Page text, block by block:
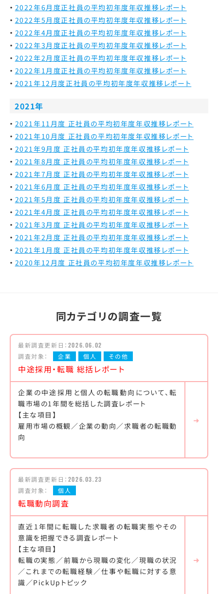
2022年6月度正社員の平均初年度年収推移レポート
2022年5月度正社員の平均初年度年収推移レポート
2022年4月度正社員の平均初年度年収推移レポート
2022年3月度正社員の平均初年度年収推移レポート
2022年2月度正社員の平均初年度年収推移レポート
2022年1月度正社員の平均初年度年収推移レポート
2021年12月度正社員の平均初年度年収推移レポート
2021年
2021年11月度 正社員の平均初年度年収推移レポート
2021年10月度 正社員の平均初年度年収推移レポート
2021年9月度 正社員の平均初年度年収推移レポート
2021年8月度 正社員の平均初年度年収推移レポート
2021年7月度 正社員の平均初年度年収推移レポート
2021年6月度 正社員の平均初年度年収推移レポート
2021年5月度 正社員の平均初年度年収推移レポート
2021年4月度 正社員の平均初年度年収推移レポート
2021年3月度 正社員の平均初年度年収推移レポート
2021年2月度 正社員の平均初年度年収推移レポート
2021年1月度 正社員の平均初年度年収推移レポート
2020年12月度 正社員の平均初年度年収推移レポート
同カテゴリの調査一覧
最新調査更新日： 2026.06.02
調査対象：
企業 個人 その他
中途採用・転職 総括レポート
企業の中途採用と個人の転職動向について、転
職市場の1年間を総括した調査レポート
【主な項目】
雇用市場の概観／企業の動向／求職者の転職動
向
最新調査更新日： 2026.03.23
調査対象：
個人
転職動向調査
直近1年間に転職した求職者の転職実態やその
意識を把握できる調査レポート
【主な項目】
転職の実態／前職から現職の変化／現職の状況
／これまでの転職経験／仕事や転職に対する意
識／PickUpトピック